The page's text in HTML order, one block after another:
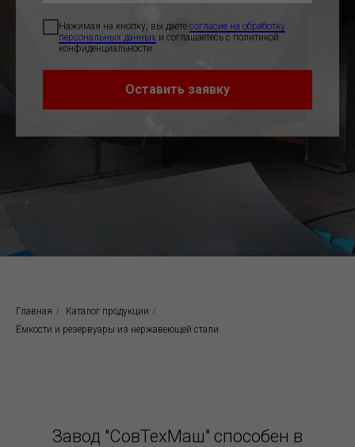
Нажимая на кнопку, вы даете согласие на обработку
персональных данных и соглашаетесь c политикой
конфиденциальности
Оставить заявку
Главная / Каталог продукции /
Ёмкости и резервуары из нержавеющей стали
Завод "СовТехМаш" способен в